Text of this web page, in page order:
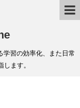
学習の効率化、また日常
ます。